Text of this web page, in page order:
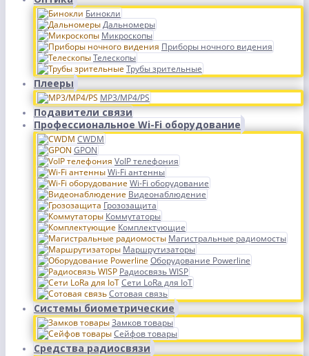
Бинокли
Дальномеры
Микроскопы
Приборы ночного видения
Телескопы
Трубы зрительные
Плееры
MP3/MP4/PS
Подавители связи
Профессиональное Wi-Fi оборудование
CWDM
GPON
VoIP телефония
Wi-Fi антенны
Wi-Fi оборудование
Видеонаблюдение
Грозозащита
Коммутаторы
Комплектующие
Магистральные радиомосты
Маршрутизаторы
Оборудование Powerline
Радиосвязь WISP
Сети LoRa для IoT
Сотовая связь
Системы биометрические
Замков товары
Сейфов товары
Средства радиосвязи